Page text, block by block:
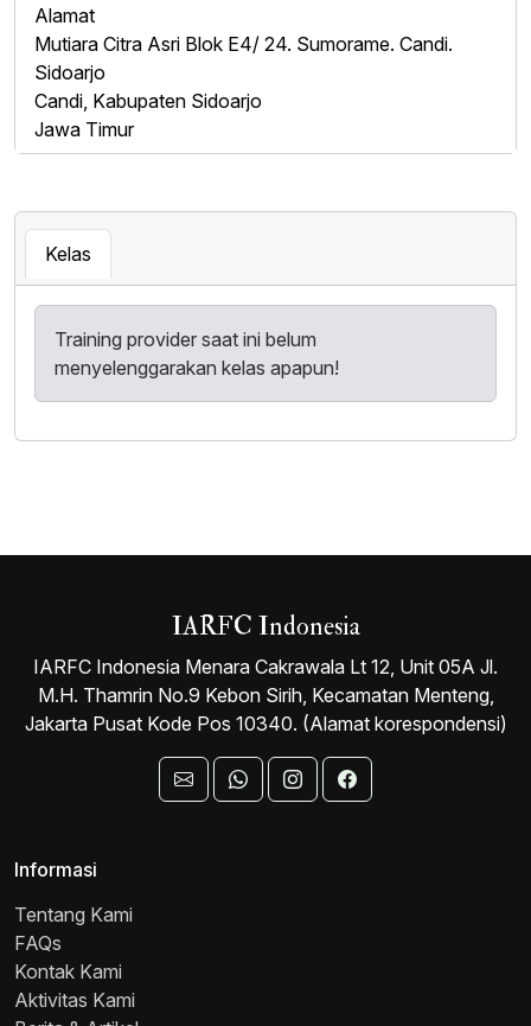
Alamat
Mutiara Citra Asri Blok E4/ 24. Sumorame. Candi.
Sidoarjo
Candi, Kabupaten Sidoarjo
Jawa Timur
Kelas
Training provider saat ini belum
menyelenggarakan kelas apapun!
IARFC Indonesia
IARFC Indonesia Menara Cakrawala Lt 12, Unit 05A Jl.
M.H. Thamrin No.9 Kebon Sirih, Kecamatan Menteng,
Jakarta Pusat Kode Pos 10340. (Alamat korespondensi)
Informasi
Tentang Kami
FAQs
Kontak Kami
Aktivitas Kami